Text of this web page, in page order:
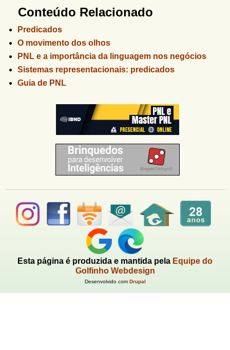
Conteúdo Relacionado
Predicados
O movimento dos olhos
PNL e a importância da linguagem nos negócios
Sistemas representacionais: predicados
Guia de PNL
Esta página é produzida e mantida pela Equipe do
Golfinho Webdesign
Desenvolvido com Drupal